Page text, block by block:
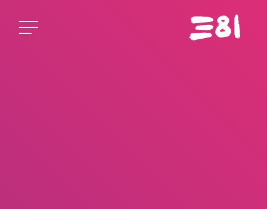
Startseite